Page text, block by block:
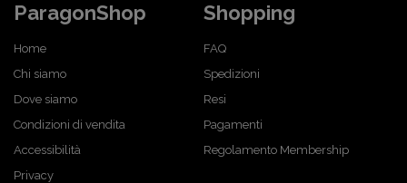
ParagonShop
Home
Chi siamo
Dove siamo
Condizioni di vendita
Accessibilità
Privacy
Shopping
FAQ
Spedizioni
Resi
Pagamenti
Regolamento Membership